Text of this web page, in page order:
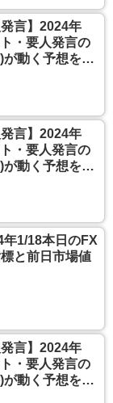
発言】2024年
・要人発言の
が動く予想を考
発言】2024年
・要人発言の
が動く予想を考
年1/18本日のFX
と前日市場値
発言】2024年
・要人発言の
が動く予想を考